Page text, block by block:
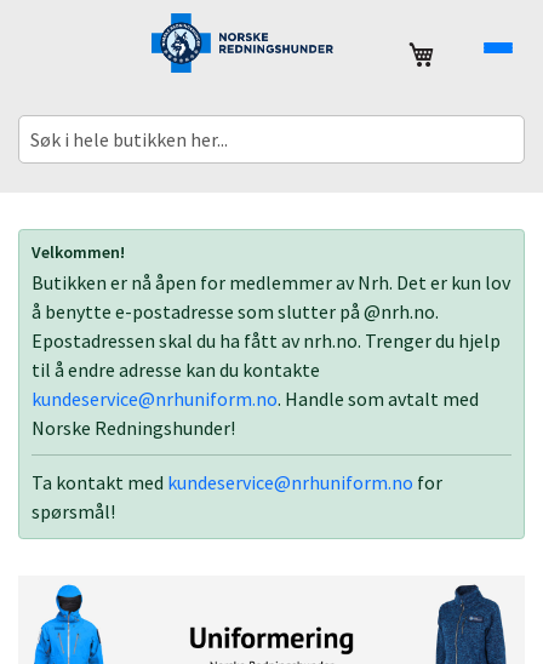
Min
Meny
Kundeservice
Om
Oss
Logg
Opprett
konto
Velkommen!
Butikken er nå åpen for medlemmer av Nrh. Det er kun lov
å benytte e-postadresse som slutter på @nrh.no.
Epostadressen skal du ha fått av nrh.no. Trenger du hjelp
til å endre adresse kan du kontakte
kundeservice@nrhuniform.no. Handle som avtalt med
Norske Redningshunder!
Ta kontakt med kundeservice@nrhuniform.no for
spørsmål!